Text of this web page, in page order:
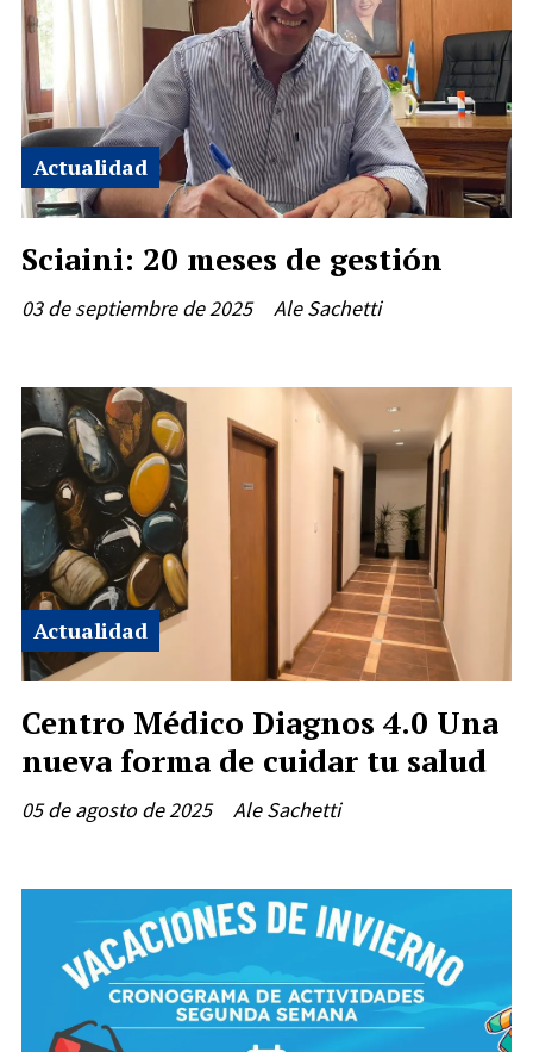
Sciaini: 20 meses de gestión
Ale Sachetti
Actualidad
03 de septiembre de 2025
Centro Médico Diagnos 4.0 Una
nueva forma de cuidar tu salud
Ale Sachetti
Actualidad
05 de agosto de 2025